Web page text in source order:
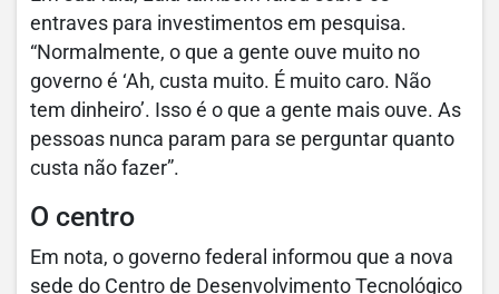
entraves para investimentos em pesquisa.
“Normalmente, o que a gente ouve muito no
governo é ‘Ah, custa muito. É muito caro. Não
tem dinheiro’. Isso é o que a gente mais ouve. As
pessoas nunca param para se perguntar quanto
custa não fazer”.
O centro
Em nota, o governo federal informou que a nova
sede do Centro de Desenvolvimento Tecnológico